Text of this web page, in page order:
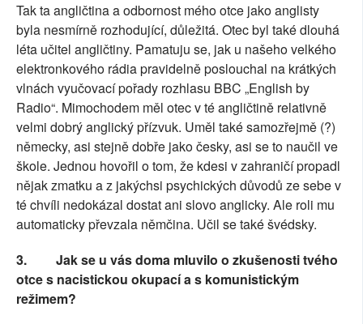
Tak ta angličtina a odbornost mého otce jako anglisty
byla nesmírně rozhodující, důležitá. Otec byl také dlouhá
léta učitel angličtiny. Pamatuju se, jak u našeho velkého
elektronkového rádia pravidelně poslouchal na krátkých
vlnách vyučovací pořady rozhlasu BBC „English by
Radio“. Mimochodem měl otec v té angličtině relativně
velmi dobrý anglický přízvuk. Uměl také samozřejmě (?)
německy, asi stejně dobře jako česky, asi se to naučil ve
škole. Jednou hovořil o tom, že kdesi v zahraničí propadl
nějak zmatku a z jakýchsi psychických důvodů ze sebe v
té chvíli nedokázal dostat ani slovo anglicky. Ale roli mu
automaticky převzala němčina. Učil se také švédsky.
3.
Jak se u vás doma mluvilo o zkušenosti tvého
otce s nacistickou okupací a s komunistickým
režimem?